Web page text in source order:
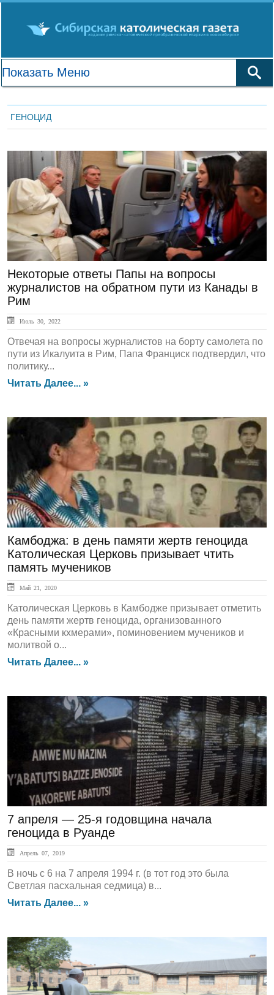
ГЕНОЦИД
ГЛАВНАЯ
Некоторые ответы Папы на вопросы
журналистов на обратном пути из Канады в
Рим
Июль 30, 2022
Отвечая на вопросы журналистов на борту самолета по
пути из Икалуита в Рим, Папа Франциск подтвердил, что
политику...
Читать Далее... »
ЛЕНТА НОВОСТЕЙ
Камбоджа: в день памяти жертв геноцида
Католическая Церковь призывает чтить
память мучеников
Май 21, 2020
Католическая Церковь в Камбодже призывает отметить
день памяти жертв геноцида, организованного
«Красными кхмерами», поминовением мучеников и
молитвой о...
Читать Далее... »
ЛЕНТА НОВОСТЕЙ
7 апреля — 25-я годовщина начала
геноцида в Руанде
Апрель 07, 2019
В ночь с 6 на 7 апреля 1994 г. (в тот год это была
Светлая пасхальная седмица) в...
Читать Далее... »
ГЛАВНАЯ